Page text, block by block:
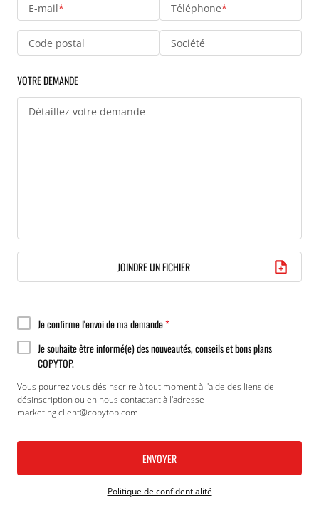
E-mail* Téléphone*
Code postal Société
VOTRE DEMANDE
Détaillez votre demande
JOINDRE UN FICHIER
Je confirme l'envoi de ma demande*
Je souhaite être informé(e) des nouveautés, conseils et bons plans
COPYTOP.
Vous pourrez vous désinscrire à tout moment à l'aide des liens de
désinscription ou en nous contactant à l'adresse
marketing.client@copytop.com
Politique de confidentialité